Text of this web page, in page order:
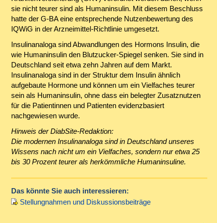
sie nicht teurer sind als Humaninsulin. Mit diesem Beschluss
hatte der G-BA eine entsprechende Nutzenbewertung des
IQWiG in der Arzneimittel-Richtlinie umgesetzt.
Insulinanaloga sind Abwandlungen des Hormons Insulin, die
wie Humaninsulin den Blutzucker-Spiegel senken. Sie sind in
Deutschland seit etwa zehn Jahren auf dem Markt.
Insulinanaloga sind in der Struktur dem Insulin ähnlich
aufgebaute Hormone und können um ein Vielfaches teurer
sein als Humaninsulin, ohne dass ein belegter Zusatznutzen
für die Patientinnen und Patienten evidenzbasiert
nachgewiesen wurde.
Hinweis der DiabSite-Redaktion:
Die modernen Insulinanaloga sind in Deutschland unseres
Wissens nach nicht um ein Vielfaches, sondern nur etwa 25
bis 30 Prozent teurer als herkömmliche Humaninsuline.
Das könnte Sie auch interessieren:
Stellungnahmen und Diskussionsbeiträge